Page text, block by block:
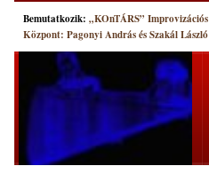
Bemutatkozik: „KOnTÁRS” Improvizációs
Központ: Pagonyi András és Szakál László